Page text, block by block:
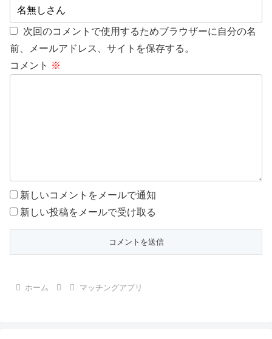
次回のコメントで使用するためブラウザーに自分の名
前、メールアドレス、サイトを保存する。
コメント ※
新しいコメントをメールで通知
新しい投稿をメールで受け取る
ホーム マッチングアプリ